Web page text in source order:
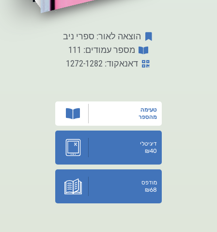
הוצאה לאור: ספרי ניב
מספר עמודים: 111
דאנאקוד: 1272-1282
טעימה
מהספר
דיגיטלי
₪40
מודפס
₪68